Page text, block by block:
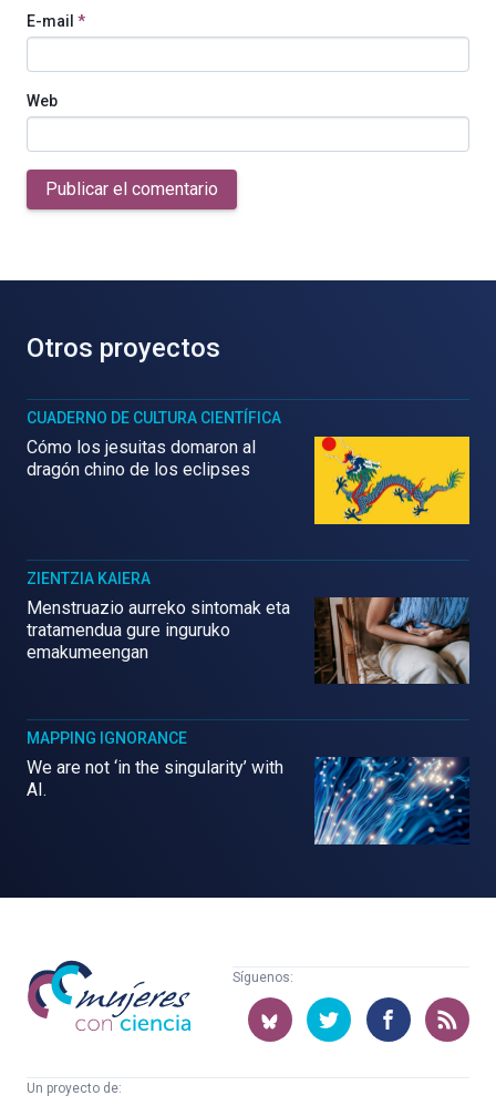
E-mail *
Web
Publicar el comentario
Otros proyectos
CUADERNO DE CULTURA CIENTÍFICA
Cómo los jesuitas domaron al
dragón chino de los eclipses
ZIENTZIA KAIERA
Menstruazio aurreko sintomak eta
tratamendua gure inguruko
emakumeengan
MAPPING IGNORANCE
We are not ‘in the singularity’ with
AI.
Mujeres
con
ciencia
Síguenos:
Un proyecto de: